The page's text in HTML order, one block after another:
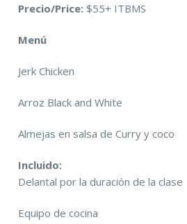
Precio/Price: $55+ ITBMS
Menú
Jerk Chicken
Arroz Black and White
Almejas en salsa de Curry y coco
Incluido:
Delantal por la duración de la clase
Equipo de cocina